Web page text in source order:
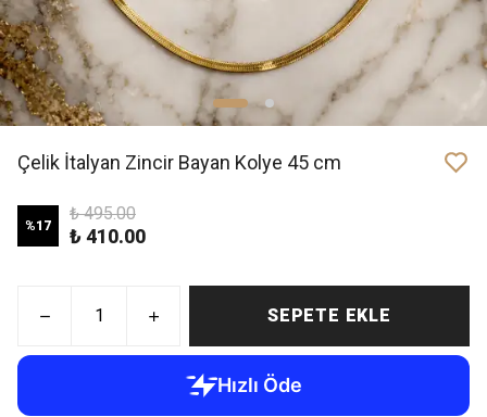
Çelik İtalyan Zincir Bayan Kolye 45 cm
%17
₺ 495.00
₺ 410.00
SEPETE EKLE